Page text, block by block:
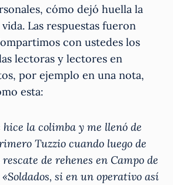
cómo dejó huella la
Las respuestas fueron
con ustedes los
lectoras y lectores en
por ejemplo en una nota,
esta:
hice la colimba y me llenó de
Tuzzio cuando luego de
de rehenes en Campo de
si en un operativo así